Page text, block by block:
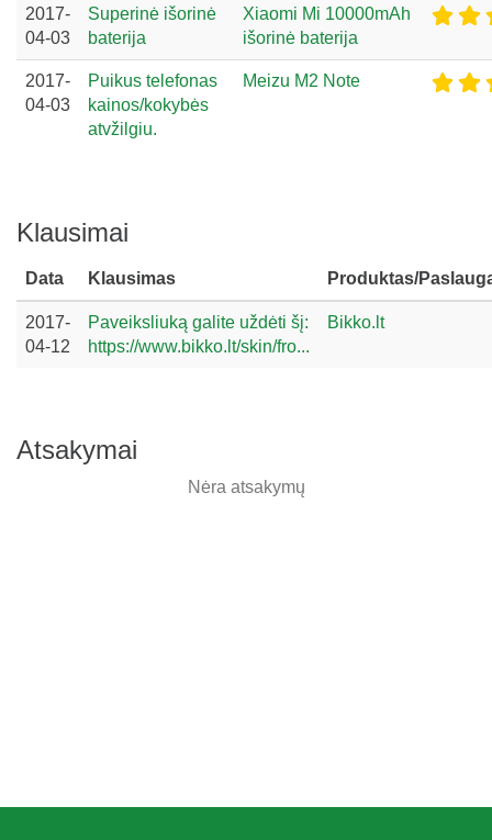
2017-
04-03
Superinė išorinė
baterija
Xiaomi Mi 10000mAh
išorinė baterija
2017-
04-03
Puikus telefonas
kainos/kokybės
atvžilgiu.
Meizu M2 Note
Klausimai
Data Klausimas Produktas/
2017-
04-12
Paveiksliuką galite uždėti šį:
https://www.bikko.lt/skin/fro...
Bikko.lt
Atsakymai
Nėra atsakymų